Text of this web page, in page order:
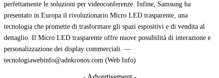
perfettamente le soluzioni per videoconferenze. Infine, Samsung ha
presentato in Europa il rivoluzionario Micro LED trasparente, una
tecnologia che promette di trasformare gli spazi espositivi e di vendita al
dettaglio. Il Micro LED trasparente offre nuove possibilità di interazione e
personalizzazione dei display commerciali. —
tecnologiawebinfo@adnkronos.com (Web Info)